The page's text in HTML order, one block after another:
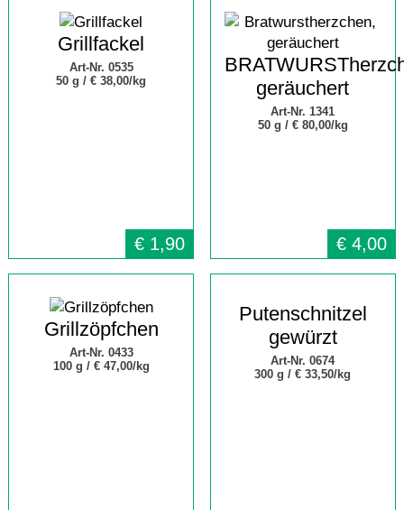
Grillfackel
Art-Nr. 0535
50 g / € 38,00/kg
€ 1,90
geräuchert
Art-Nr. 1341
50 g / € 80,00/kg
€ 4,00
Grillzöpfchen
Art-Nr. 0433
100 g / € 47,00/kg
Putenschnitzel
gewürzt
Art-Nr. 0674
300 g /€ 33,50/kg